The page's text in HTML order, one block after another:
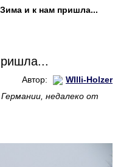
и к нам пришла...
Автор:
WIlli-Holzer
недалеко от